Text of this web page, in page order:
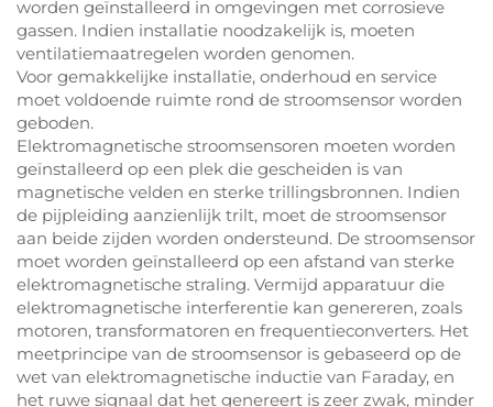
worden geïnstalleerd in omgevingen met corrosieve
gassen. Indien installatie noodzakelijk is, moeten
ventilatiemaatregelen worden genomen.
Voor gemakkelijke installatie, onderhoud en service
moet voldoende ruimte rond de stroomsensor worden
geboden.
Elektromagnetische stroomsensoren moeten worden
geïnstalleerd op een plek die gescheiden is van
magnetische velden en sterke trillingsbronnen. Indien
de pijpleiding aanzienlijk trilt, moet de stroomsensor
aan beide zijden worden ondersteund. De stroomsensor
moet worden geïnstalleerd op een afstand van sterke
elektromagnetische straling. Vermijd apparatuur die
elektromagnetische interferentie kan genereren, zoals
motoren, transformatoren en frequentieconverters. Het
meetprincipe van de stroomsensor is gebaseerd op de
wet van elektromagnetische inductie van Faraday, en
het ruwe signaal dat het genereert is zeer zwak, minder